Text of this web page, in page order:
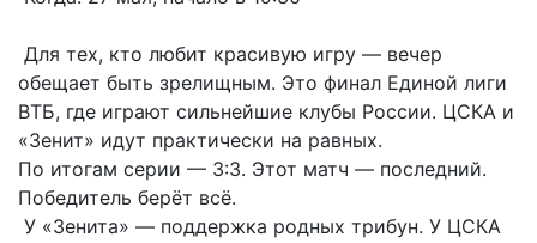
Для тех, кто любит красивую игру — вечер
обещает быть зрелищным. Это финал Единой лиги
ВТБ, где играют сильнейшие клубы России. ЦСКА и
«Зенит» идут практически на равных.
По итогам серии — 3:3. Этот матч — последний.
Победитель берёт всё.
У «Зенита» — поддержка родных трибун. У ЦСКА